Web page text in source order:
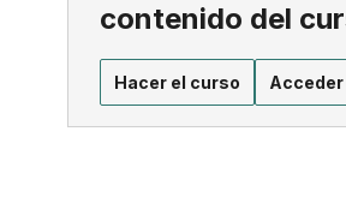
contenido del
Hacer el curso Acceder